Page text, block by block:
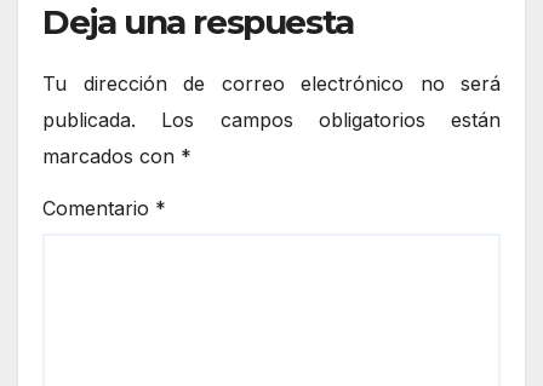
Deja una respuesta
Tu dirección de correo electrónico no será
publicada.
Los campos obligatorios están
marcados con *
Comentario *